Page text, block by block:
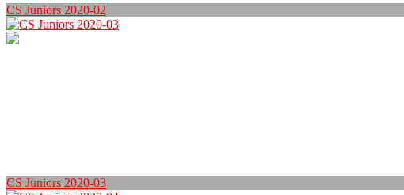
CS Juniors 2020-02
CS Juniors 2020-03